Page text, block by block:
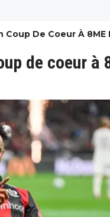
Coup De Coeur À 8ME
de coeur à